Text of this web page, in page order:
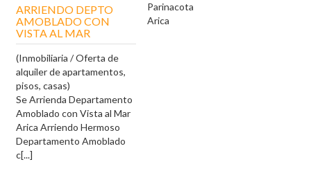
ARRIENDO DEPTO
AMOBLADO CON
VISTA AL MAR
(Inmobiliaria / Oferta de
alquiler de apartamentos,
pisos, casas)
Se Arrienda Departamento
Amoblado con Vista al Mar
Arica Arriendo Hermoso
Departamento Amoblado
c[...]
Parinacota
Arica